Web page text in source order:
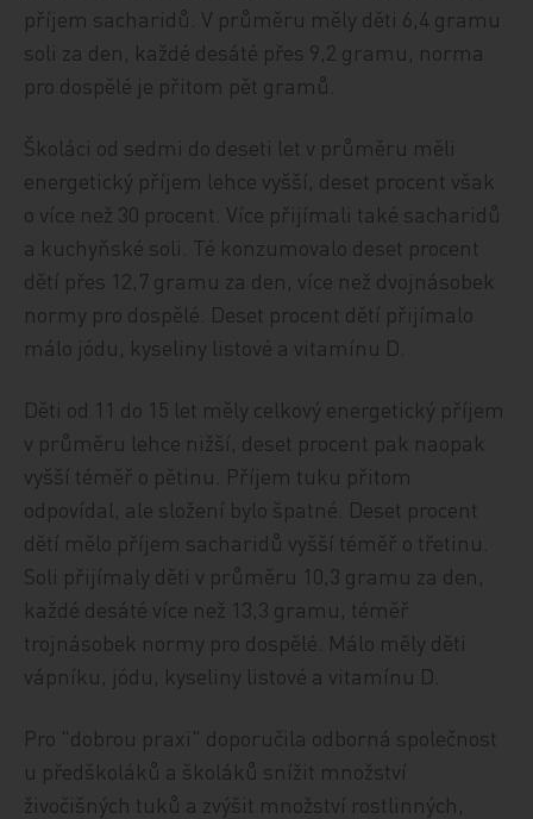
příjem sacharidů. V průměru měly děti 6,4 gramu
soli za den, každé desáté přes 9,2 gramu, norma
pro dospělé je přitom pět gramů.
Školáci od sedmi do deseti let v průměru měli
energetický příjem lehce vyšší, deset procent však
o více než 30 procent. Více přijímali také sacharidů
a kuchyňské soli. Té konzumovalo deset procent
dětí přes 12,7 gramu za den, více než dvojnásobek
normy pro dospělé. Deset procent dětí přijímalo
málo jódu, kyseliny listové a vitamínu D.
Děti od 11 do 15 let měly celkový energetický příjem
v průměru lehce nižší, deset procent pak naopak
vyšší téměř o pětinu. Příjem tuku přitom
odpovídal, ale složení bylo špatné. Deset procent
dětí mělo příjem sacharidů vyšší téměř o třetinu.
Soli přijímaly děti v průměru 10,3 gramu za den,
každé desáté více než 13,3 gramu, téměř
trojnásobek normy pro dospělé. Málo měly děti
vápníku, jódu, kyseliny listové a vitamínu D.
Pro "dobrou praxi" doporučila odborná společnost
u předškoláků a školáků snížit množství
živočišných tuků a zvýšit množství rostlinných,